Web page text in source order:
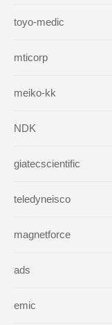
toyo-medic
mticorp
meiko-kk
NDK
giatecscientific
teledyneisco
magnetforce
ads
emic